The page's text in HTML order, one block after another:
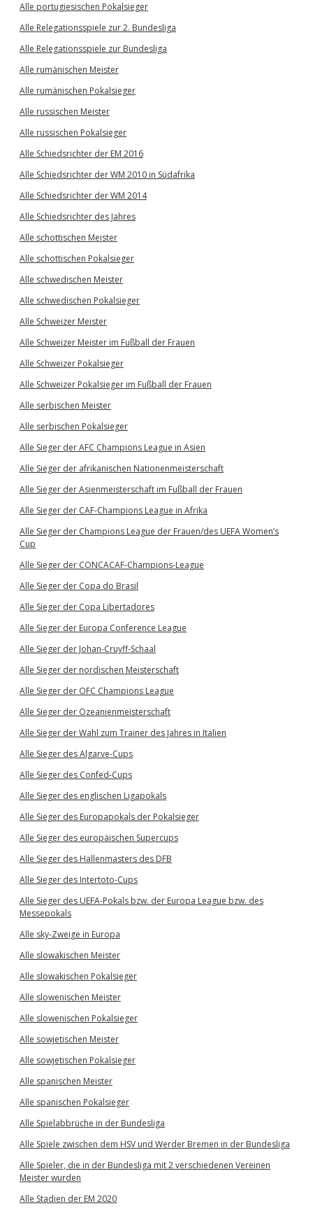
Alle portugiesischen Pokalsieger
Alle Relegationsspiele zur 2. Bundesliga
Alle Relegationsspiele zur Bundesliga
Alle rumänischen Meister
Alle rumänischen Pokalsieger
Alle russischen Meister
Alle russischen Pokalsieger
Alle Schiedsrichter der EM 2016
Alle Schiedsrichter der WM 2010 in Südafrika
Alle Schiedsrichter der WM 2014
Alle Schiedsrichter des Jahres
Alle schottischen Meister
Alle schottischen Pokalsieger
Alle schwedischen Meister
Alle schwedischen Pokalsieger
Alle Schweizer Meister
Alle Schweizer Meister im Fußball der Frauen
Alle Schweizer Pokalsieger
Alle Schweizer Pokalsieger im Fußball der Frauen
Alle serbischen Meister
Alle serbischen Pokalsieger
Alle Sieger der AFC Champions League in Asien
Alle Sieger der afrikanischen Nationenmeisterschaft
Alle Sieger der Asienmeisterschaft im Fußball der Frauen
Alle Sieger der CAF-Champions League in Afrika
Alle Sieger der Champions League der Frauen/des UEFA Women’s
Cup
Alle Sieger der CONCACAF-Champions-League
Alle Sieger der Copa do Brasil
Alle Sieger der Copa Libertadores
Alle Sieger der Europa Conference League
Alle Sieger der Johan-Cruyff-Schaal
Alle Sieger der nordischen Meisterschaft
Alle Sieger der OFC Champions League
Alle Sieger der Ozeanienmeisterschaft
Alle Sieger der Wahl zum Trainer des Jahres in Italien
Alle Sieger des Algarve-Cups
Alle Sieger des Confed-Cups
Alle Sieger des englischen Ligapokals
Alle Sieger des Europapokals der Pokalsieger
Alle Sieger des europäischen Supercups
Alle Sieger des Hallenmasters des DFB
Alle Sieger des Intertoto-Cups
Alle Sieger des UEFA-Pokals bzw. der Europa League bzw. des
Messepokals
Alle sky-Zweige in Europa
Alle slowakischen Meister
Alle slowakischen Pokalsieger
Alle slowenischen Meister
Alle slowenischen Pokalsieger
Alle sowjetischen Meister
Alle sowjetischen Pokalsieger
Alle spanischen Meister
Alle spanischen Pokalsieger
Alle Spielabbrüche in der Bundesliga
Alle Spiele zwischen dem HSV und Werder Bremen in der Bundesliga
Alle Spieler, die in der Bundesliga mit 2 verschiedenen Vereinen
Meister wurden
Alle Stadien der EM 2020